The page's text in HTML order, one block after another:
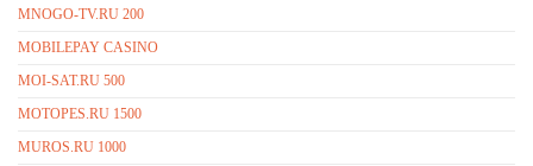
MNOGO-TV.RU 200
MOBILEPAY CASINO
MOI-SAT.RU 500
MOTOPES.RU 1500
MUROS.RU 1000